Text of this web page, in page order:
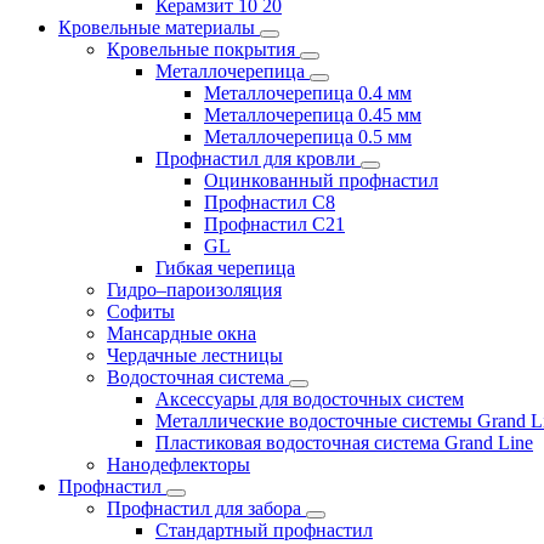
Керамзит 10 20
Кровельные материалы
Кровельные покрытия
Металлочерепица
Металлочерепица 0.4 мм
Металлочерепица 0.45 мм
Металлочерепица 0.5 мм
Профнастил для кровли
Оцинкованный профнастил
Профнастил С8
Профнастил С21
GL
Гибкая черепица
Гидро–пароизоляция
Софиты
Мансардные окна
Чердачные лестницы
Водосточная система
Аксессуары для водосточных систем
Металлические водосточные системы Grand
Пластиковая водосточная система Grand Line
Нанодефлекторы
Профнастил
Профнастил для забора
Стандартный профнастил